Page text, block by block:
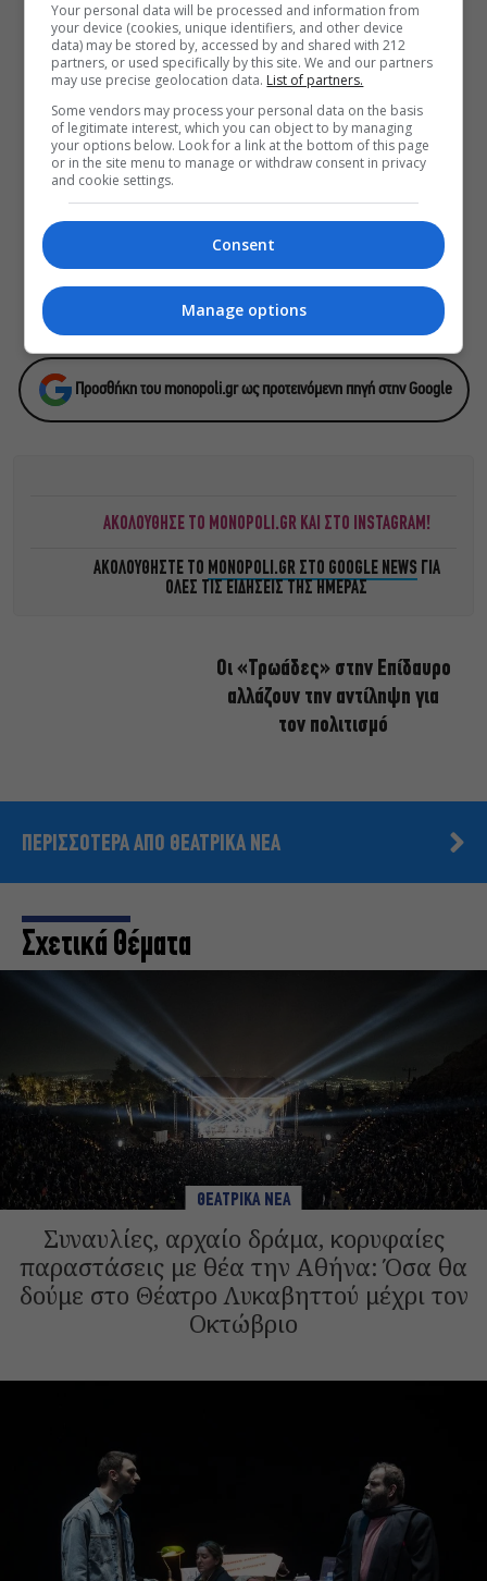
«Θάλασσα από γυαλί»: Παγκόσμια
πρεμιέρα για τη νέα ταινία του Αλέξη
Αλεξίου
ΕΓΓΡΑΦΕΙΤΕ ΣΤΟ NEWSLETTER ΜΑΣ
Βρες καθημερινά στο email σου τα πιο δημοφιλή θέματα
ΠΟΛΙΤΙΚΗ ΠΡΟΣΤΑΣΙΑΣ ΑΠΟΡΡΗΤΟΥ
Προσθήκη του monopoli.gr ως προτεινόμενη πηγή στην Google
ΑΚΟΛΟΥΘΗΣΕ ΤΟ MONOPOLI.GR ΚΑΙ ΣΤΟ INSTAGRAM!
ΑΚΟΛΟΥΘΗΣΤΕ ΤΟ MONOPOLI.GR ΣΤΟ GOOGLE NEWS ΓΙΑ
ΟΛΕΣ ΤΙΣ ΕΙΔΗΣΕΙΣ ΤΗΣ ΗΜΕΡΑΣ
Οι «Τρωάδες» στην Επίδαυρο
αλλάζουν την αντίληψη για
τον πολιτισμό
ΠΕΡΙΣΣΟΤΕΡΑ ΑΠΟ ΘΕΑΤΡΙΚΑ ΝΕΑ
Σχετικά Θέματα
ΘΕΑΤΡΙΚΑ ΝΕΑ
Συναυλίες, αρχαίο δράμα, κορυφαίες
παραστάσεις με θέα την Αθήνα: Όσα θα
δούμε στο Θέατρο Λυκαβηττού μέχρι τον
Οκτώβριο
Your personal data will be processed and information from
your device (cookies, unique identifiers, and other device
data) may be stored by, accessed by and shared with 212
partners, or used specifically by this site. We and our partners
may use precise geolocation data. List of partners.
Some vendors may process your personal data on the basis
of legitimate interest, which you can object to by managing
your options below. Look for a link at the bottom of this page
or in the site menu to manage or withdraw consent in privacy
and cookie settings.
Consent
Manage options